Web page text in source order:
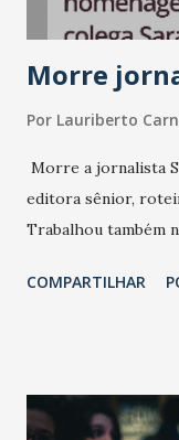
Morre
Por Lauriberto
Morre a jornalista
editora sênior,
Trabalhou também
COMPARTILHAR